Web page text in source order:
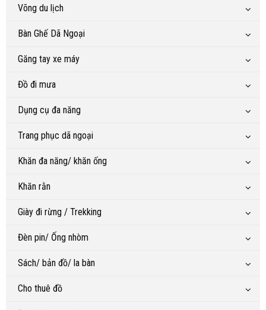
Võng du lịch
Bàn Ghế Dã Ngoại
Găng tay xe máy
Đồ đi mưa
Dụng cụ đa năng
Trang phục dã ngoại
Khăn đa năng/ khăn ống
Khăn rằn
Giày đi rừng / Trekking
Đèn pin/ Ống nhòm
Sách/ bản đồ/ la bàn
Cho thuê đồ